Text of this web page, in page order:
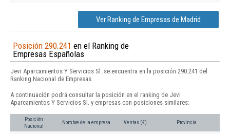
Ver Ranking de Empresas de Madrid
Posición 290.241 en el Ranking de
Empresas Españolas
Jevi Aparcamientos Y Servicios Sl. se encuentra en la posición 290.241 del
Ranking Nacional de Empresas.
A continuación podrá consultar la posición en el ranking de Jevi
Aparcamientos Y Servicios Sl. y empresas con posiciones similares:
Posición
Nacional
Nombre de la empresa Ventas (€) Provincia